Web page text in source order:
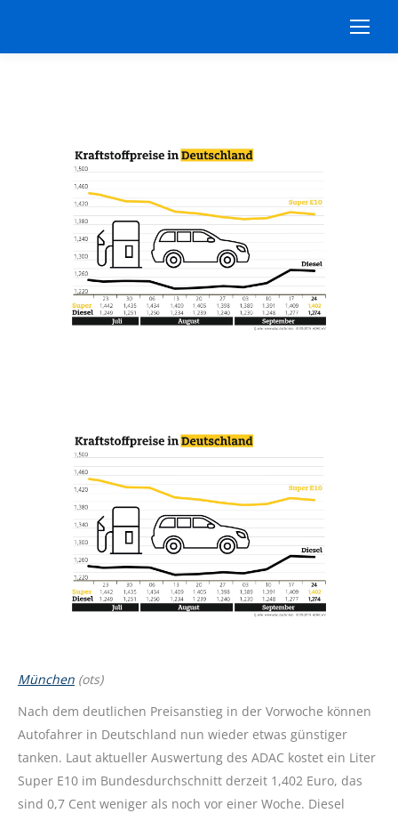
München (ots)
Nach dem deutlichen Preisanstieg in der Vorwoche können
Autofahrer in Deutschland nun wieder etwas günstiger
tanken. Laut aktueller Auswertung des ADAC kostet ein Liter
Super E10 im Bundesdurchschnitt derzeit 1,402 Euro, das
sind 0,7 Cent weniger als noch vor einer Woche. Diesel